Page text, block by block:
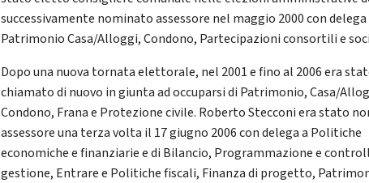
successivamente nominato assessore nel maggio 2000 con delega
Patrimonio Casa/Alloggi, Condono, Partecipazioni consortili e
Dopo una nuova tornata elettorale, nel 2001 e fino al 2006 era
chiamato di nuovo in giunta ad occuparsi di Patrimonio, Casa/
Condono, Frana e Protezione civile. Roberto Stecconi era stato
assessore una terza volta il 17 giugno 2006 con delega a Politiche
economiche e finanziarie e di Bilancio, Programmazione e
gestione, Entrare e Politiche fiscali, Finanza di progetto,